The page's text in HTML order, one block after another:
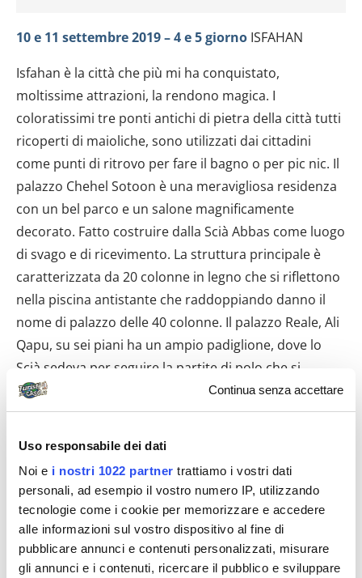
Continua senza accettare
Uso responsabile dei dati
Noi e i nostri 1022 partner trattiamo i vostri dati
personali, ad esempio il vostro numero IP, utilizzando
tecnologie come i cookie per memorizzare e accedere
alle informazioni sul vostro dispositivo al fine di
pubblicare annunci e contenuti personalizzati, misurare
gli annunci e i contenuti, ricercare il pubblico e sviluppare
10 e 11 settembre 2019 – 4 e 5 giorno ISFAHAN
Isfahan è la città che più mi ha conquistato,
moltissime attrazioni, la rendono magica. I
coloratissimi tre ponti antichi di pietra della città tutti
ricoperti di maioliche, sono utilizzati dai cittadini
come punti di ritrovo per fare il bagno o per pic nic. Il
palazzo Chehel Sotoon è una meravigliosa residenza
con un bel parco e un salone magnificamente
decorato. Fatto costruire dalla Scià Abbas come luogo
di svago e di ricevimento. La struttura principale è
caratterizzata da 20 colonne in legno che si riflettono
nella piscina antistante che raddoppiando danno il
nome di palazzo delle 40 colonne. Il palazzo Reale, Ali
Qapu, su sei piani ha un ampio padiglione, dove lo
Scià sedeva per seguire la partite di polo che si
disputavano nell’antistante piazza principale, la
seconda più grande del mondo. Da non perdere la
piano. Moschea Jameh, un enorme complesso, sulla
piazza principale, completamente rivestita di
piastrelle azzurre/blu, che a secondo della luce
riflettono intensità diverse di colore. A piedi
raggiungiamo alla moschea antica di Sheikh Lotfollah,
dove le colonne interne e le decorazioni in mattoncini